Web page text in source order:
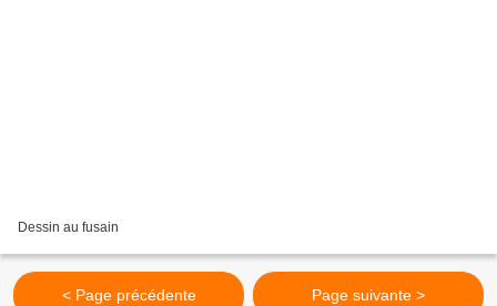
Dessin au fusain
< Page précédente Page suivante >